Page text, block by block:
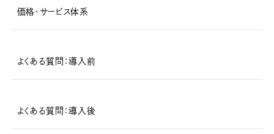
価格・サービス体系
よくある質問：導入前
よくある質問：導入後